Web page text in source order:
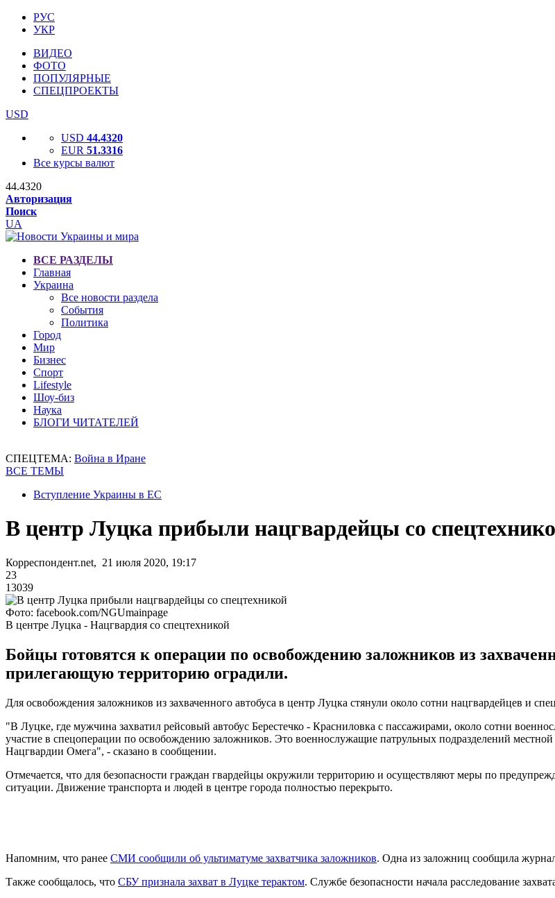
РУС
УКР
ВИДЕО
ФОТО
ПОПУЛЯРНЫЕ
СПЕЦПРОЕКТЫ
USD
USD 44.4320
EUR 51.3316
Все курсы валют
44.4320
Авторизация
Поиск
UA
ВСЕ РАЗДЕЛЫ
Главная
Украина
Все новости раздела
События
Политика
Город
Мир
Бизнес
Спорт
Lifestyle
Шоу-биз
Наука
БЛОГИ ЧИТАТЕЛЕЙ
СПЕЦТЕМА: Война в Иране
ВСЕ ТЕМЫ
Вступление Украины в ЕС
В центр Луцка прибыли нацгвардейцы со
Корреспондент.net, 21 июля 2020, 19:17
23
13039
Фото: facebook.com/NGUmainpage
В центре Луцка - Нацгвардия со спецтехникой
Бойцы готовятся к операции по освобождению заложников из
прилегающую территорию оградили.
Для освобождения заложников из захваченного автобуса в центр Луцка стянули около сотни нацгвардейцев и
"В Луцке, где мужчина захватил рейсовый автобус Берестечко - Красниловка с пассажирами, около сотни
участие в спецоперации по освобождению заложников. Это военнослужащие патрульных подразделений
Нацгвардии Омега", - сказано в сообщении.
Отмечается, что для безопасности граждан гвардейцы окружили территорию и осуществляют меры по
ситуации. Движение транспорта и людей в центре города полностью перекрыто.
Напомним, что ранее СМИ сообщили об ультиматуме захватчика заложников. Одна из заложниц сообщила
Также сообщалось, что СБУ признала захват в Луцке терактом. Службе безопасности начала расследование